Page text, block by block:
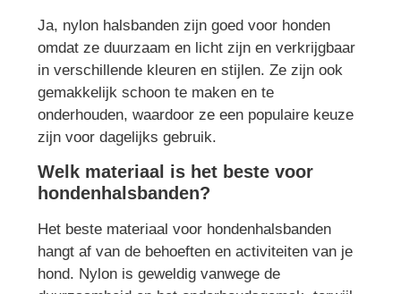
Ja, nylon halsbanden zijn goed voor honden
omdat ze duurzaam en licht zijn en verkrijgbaar
in verschillende kleuren en stijlen. Ze zijn ook
gemakkelijk schoon te maken en te
onderhouden, waardoor ze een populaire keuze
zijn voor dagelijks gebruik.
Welk materiaal is het beste voor
hondenhalsbanden?
Het beste materiaal voor hondenhalsbanden
hangt af van de behoeften en activiteiten van je
hond. Nylon is geweldig vanwege de